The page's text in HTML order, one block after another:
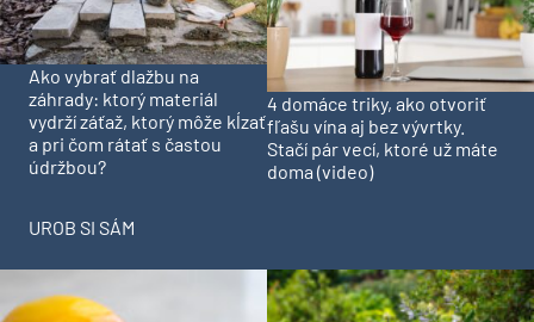
Ako vybrať dlažbu na
záhrady: ktorý materiál
vydrží záťaž, ktorý môže kĺzať
a pri čom rátať s častou
údržbou?
4 domáce triky, ako otvoriť
fľašu vína aj bez vývrtky.
Stačí pár vecí, ktoré už máte
doma (video)
UROB SI SÁM